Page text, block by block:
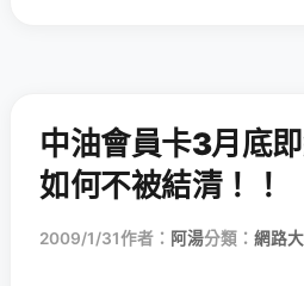
中油會員卡3月底
如何不被結清！！
2009/1/31作者： 阿湯分類： 網路